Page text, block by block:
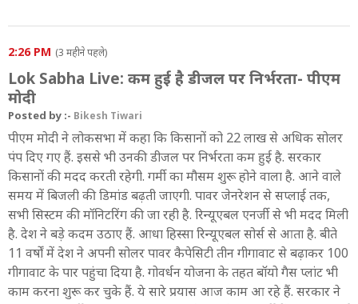
2:26 PM (3 महीने पहले)
Lok Sabha Live: कम हुई है डीजल पर निर्भरता- पीएम
मोदी
Posted by :- Bikesh Tiwari
पीएम मोदी ने लोकसभा में कहा कि किसानों को 22 लाख से अधिक सोलर
पंप दिए गए हैं. इससे भी उनकी डीजल पर निर्भरता कम हुई है. सरकार
किसानों की मदद करती रहेगी. गर्मी का मौसम शुरू होने वाला है. आने वाले
समय में बिजली की डिमांड बढ़ती जाएगी. पावर जेनरेशन से सप्लाई तक,
सभी सिस्टम की मॉनिटरिंग की जा रही है. रिन्यूएबल एनर्जी से भी मदद मिली
है. देश ने बड़े कदम उठाए हैं. आधा हिस्सा रिन्यूएबल सोर्स से आता है. बीते
11 वर्षों में देश ने अपनी सोलर पावर कैपेसिटी तीन गीगावाट से बढ़ाकर 100
गीगावाट के पार पहुंचा दिया है. गोवर्धन योजना के तहत बॉयो गैस प्लांट भी
काम करना शुरू कर चुके हैं. ये सारे प्रयास आज काम आ रहे हैं. सरकार ने